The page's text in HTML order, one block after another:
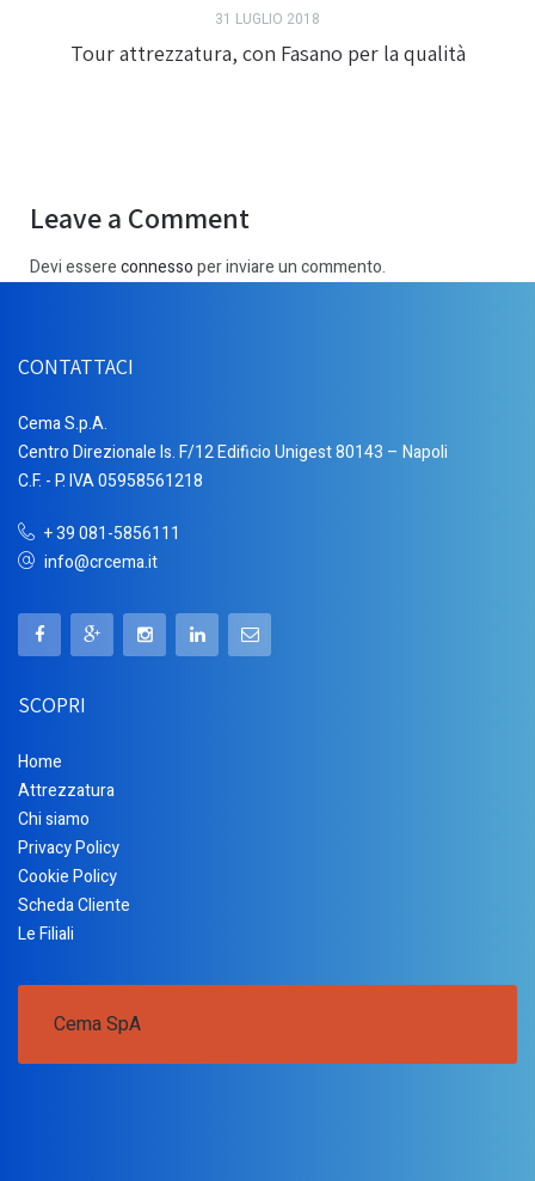
31 LUGLIO 2018
Tour attrezzatura, con Fasano per la qualità
Leave a Comment
Devi essereconnessoper inviare un commento.
CONTATTACI
Cema S.p.A.
Centro Direzionale Is. F/12 Edificio Unigest 80143 – Napoli
C.F. - P. IVA 05958561218
+ 39 081-5856111
info@crcema.it
SCOPRI
Home
Attrezzatura
Chi siamo
Privacy Policy
Cookie Policy
Scheda Cliente
Le Filiali
Cema SpA